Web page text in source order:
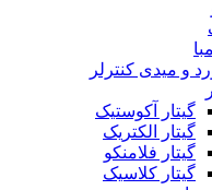
و میدی کنترلر
گیتار آکوستیک
گیتار الکتریک
گیتار فلامنکو
گیتار کلاسیک